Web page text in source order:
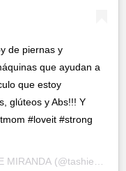
de piernas y
que ayudan a
que estoy
glúteos y Abs!!! Y
#loveit #strong
MIRANDA (@tashie_net) on